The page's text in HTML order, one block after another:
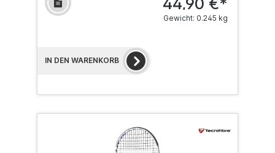
Gewicht: 0.245 kg
IN DEN WARENKORB